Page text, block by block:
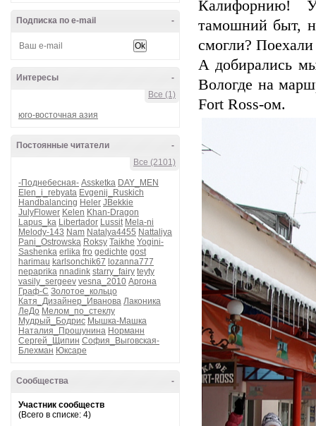
-
Подписка по e-mail
-
Интересы
Все (1)
юго-восточная азия
-
Постоянные читатели
Все (2101)
-Поднебесная- Assketka DAY_MEN
Elen_i_rebyata Evgenij_Ruskich
Handbalancing Heler JBekkie
JulyFlower Kelen Khan-Dragon
Lapus_ka Libertador Lussit Mela-ni
Melody-143 Nam Natalya4455 Nattaliya
Pani_Ostrowska Roksy Taikhe Yogini-
Sashenka erlika fro gedichte gost
harimau karlsonchik67 lozanna777
nepaprika nnadink starry_fairy teyty
vasily_sergeev vesna_2010 Аргона
Граф-С Золотое_кольцо
Катя_Дизайнер_Иванова Лаконика
ЛеДо Мелом_по_стеклу
Мудрый_Бодрис Мышка-Машка
Наталия_Прошунина Норманн
Сергей_Щипин София_Выговская-
Блехман Юксаре
-
Сообщества
Участник сообществ
(Всего в списке: 4)
Калифорнию!
тамошний быт,
смогли?
А добирались
Вологде на
Fort Ross-ом.